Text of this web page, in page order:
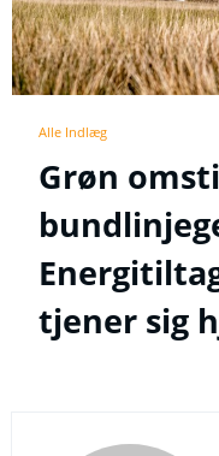
Alle Indlæg
Grøn
tjener sig